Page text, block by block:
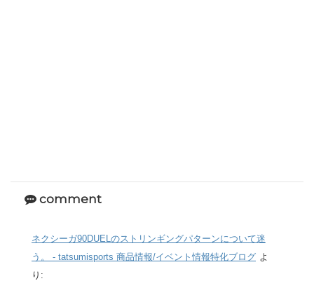
comment
ネクシーガ90DUELのストリンギングパターンについて迷
う。 - tatsumisports 商品情報/イベント情報特化ブログ よ
り: